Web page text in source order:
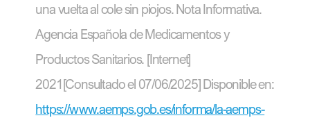
una vuelta al cole sin piojos. Nota Informativa.
Agencia Española de Medicamentos y
Productos Sanitarios. [Internet]
2021[Consultado el 07/06/2025] Disponible en:
https://www.aemps.gob.es/informa/la-aemps-